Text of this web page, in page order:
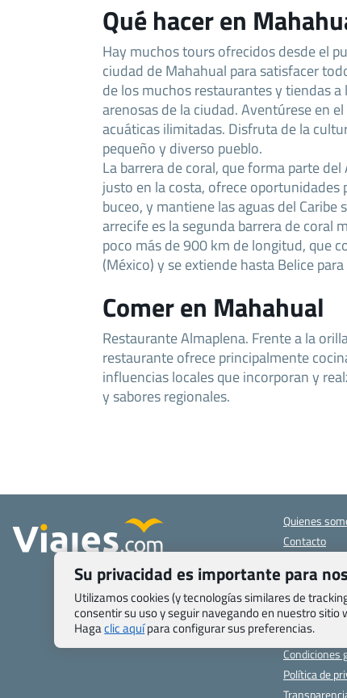
Qué hacer en
Hay muchos tours ofrecidos desde el
ciudad de Mahahual para satisfacer
de los muchos restaurantes y tiendas a
arenosas de la ciudad. Aventúrese en
acuáticas ilimitadas. Disfruta de la
pequeño y diverso pueblo.
La barrera de coral, que forma parte
justo en la costa, ofrece oportunidades
buceo, y mantiene las aguas del Caribe
arrecife es la segunda barrera de coral
poco más de 900 km de longitud, que
(México) y se extiende hasta Belice
Comer en Mahahual
Restaurante Almaplena. Frente a la
restaurante ofrece principalmente
influencias locales que incorporan y
y sabores regionales.
Quienes
Contacto
específicas
Blog de
Registro de
Preguntas
Condiciones
Política de
Su privacidad es importante para
Utilizamos cookies (y tecnologías similares de
consentir su uso y seguir navegando en nuestro sitio
Hagaclic aquípara configurar sus preferencias.